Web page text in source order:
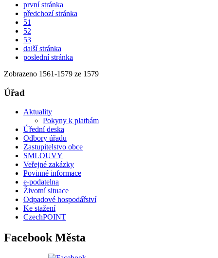
první stránka
předchozí stránka
51
52
53
další stránka
poslední stránka
Zobrazeno 1561-1579 ze 1579
Úřad
Aktuality
Pokyny k platbám
Úřední deska
Odbory úřadu
Zastupitelstvo obce
SMLOUVY
Veřejné zakázky
Povinné informace
e-podatelna
Životní situace
Odpadové hospodářství
Ke stažení
CzechPOINT
Facebook Města